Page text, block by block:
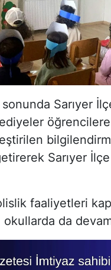
sonunda Sarıyer
Sarıyer
faaliyetleri
okullarda da